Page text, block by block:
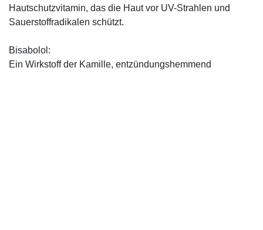
Hautschutzvitamin, das die Haut vor UV-Strahlen und
Sauerstoffradikalen schützt.
Bisabolol:
Ein Wirkstoff der Kamille, entzündungshemmend